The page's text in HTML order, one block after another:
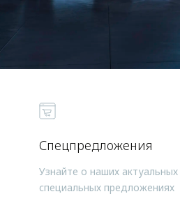
Спецпредложения
Узнайте о наших актуальных
специальных предложениях